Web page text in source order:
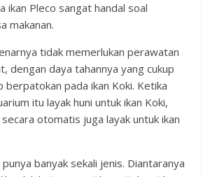
ikan Pleco sangat handal soal
makanan.
tidak memerlukan perawatan
dengan daya tahannya yang cukup
berpatokan pada ikan Koki. Ketika
itu layak huni untuk ikan Koki,
otomatis juga layak untuk ikan
banyak sekali jenis. Diantaranya